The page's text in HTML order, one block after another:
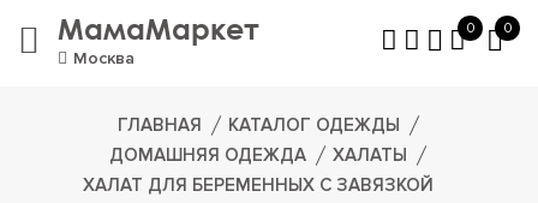
МамаМаркет
Москва
0 0
ГЛАВНАЯ
КАТАЛОГ ОДЕЖДЫ
ДОМАШНЯЯ ОДЕЖДА
ХАЛАТЫ
ХАЛАТ ДЛЯ БЕРЕМЕННЫХ С ЗАВЯЗКОЙ